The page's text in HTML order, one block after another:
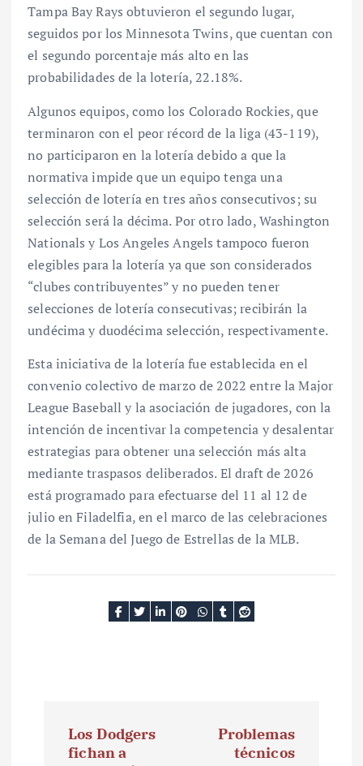
Tampa Bay Rays obtuvieron el segundo lugar,
seguidos por los Minnesota Twins, que cuentan con
el segundo porcentaje más alto en las
probabilidades de la lotería, 22.18%.
Algunos equipos, como los Colorado Rockies, que
terminaron con el peor récord de la liga (43-119),
no participaron en la lotería debido a que la
normativa impide que un equipo tenga una
selección de lotería en tres años consecutivos; su
selección será la décima. Por otro lado, Washington
Nationals y Los Angeles Angels tampoco fueron
elegibles para la lotería ya que son considerados
“clubes contribuyentes” y no pueden tener
selecciones de lotería consecutivas; recibirán la
undécima y duodécima selección, respectivamente.
Esta iniciativa de la lotería fue establecida en el
convenio colectivo de marzo de 2022 entre la Major
League Baseball y la asociación de jugadores, con la
intención de incentivar la competencia y desalentar
estrategias para obtener una selección más alta
mediante traspasos deliberados. El draft de 2026
está programado para efectuarse del 11 al 12 de
julio en Filadelfia, en el marco de las celebraciones
de la Semana del Juego de Estrellas de la MLB.
Los Dodgers
fichan a
Problemas
técnicos